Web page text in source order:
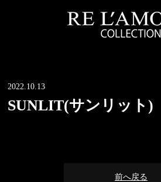
2022.10.13
SUNLIT(サンリット)
前へ戻る